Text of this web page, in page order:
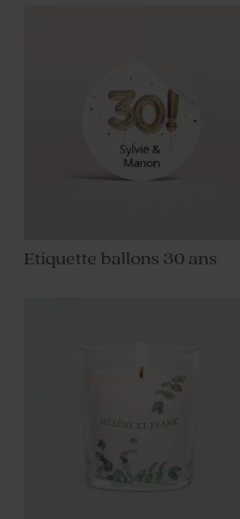
Etiquette ballons 30 ans